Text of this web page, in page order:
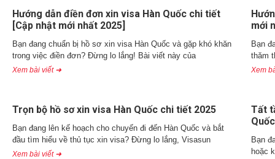
Hướng dẫn điền đơn xin visa Hàn Quốc chi tiết
[Cập nhật mới nhất 2025]
Bạn đang chuẩn bị hồ sơ xin visa Hàn Quốc và gặp khó khăn
trong việc điền đơn? Đừng lo lắng! Bài viết này của
Xem bài viết ➜
mới
Bạn
thăm
Xem
Trọn bộ hồ sơ xin visa Hàn Quốc chi tiết 2025
Bạn đang lên kế hoạch cho chuyến đi đến Hàn Quốc và bắt
đầu tìm hiểu về thủ tục xin visa? Đừng lo lắng, Visasun
Xem bài viết ➜
Tất
Quốc
Bạn
hoặc